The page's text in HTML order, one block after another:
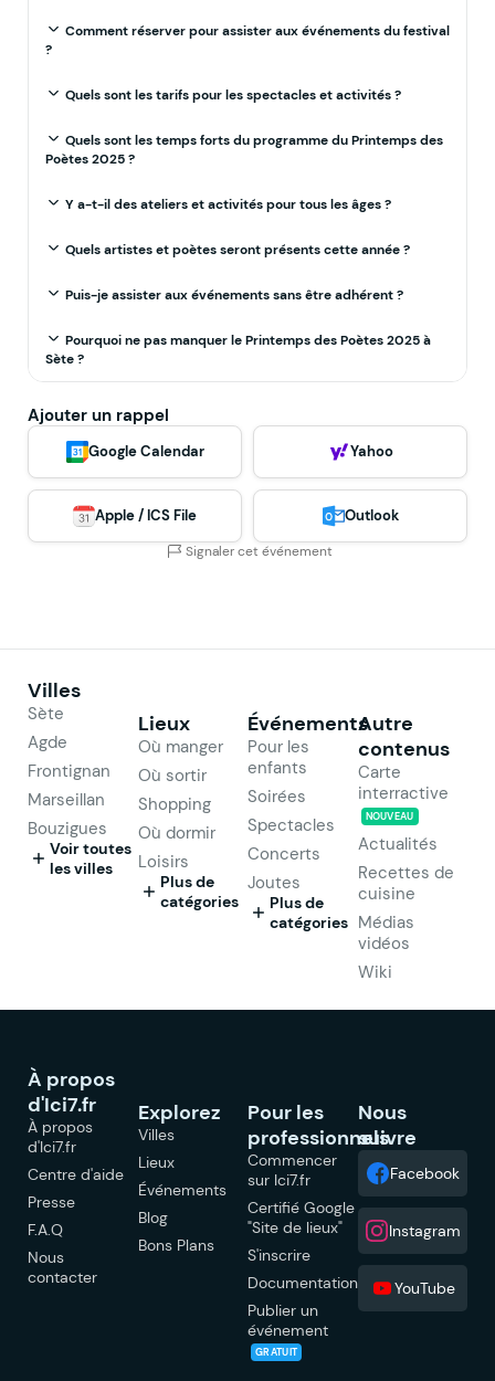
Comment réserver pour assister aux événements du festival
?
Quels sont les tarifs pour les spectacles et activités ?
Quels sont les temps forts du programme du Printemps des
Poètes 2025 ?
Y a-t-il des ateliers et activités pour tous les âges ?
Quels artistes et poètes seront présents cette année ?
Puis-je assister aux événements sans être adhérent ?
Pourquoi ne pas manquer le Printemps des Poètes 2025 à
Sète ?
Ajouter un rappel
Google Calendar Yahoo
Apple / ICS File Outlook
Signaler cet événement
Villes
Sète
Agde
Frontignan
Marseillan
Bouzigues
Voir toutes
les villes
Lieux
Où manger
Où sortir
Shopping
Où dormir
Loisirs
Plus de
catégories
Événements
Pour les
enfants
Soirées
Spectacles
Concerts
Joutes
Plus de
catégories
Autre
contenus
Carte
interractive
NOUVEAU
Actualités
Recettes de
cuisine
Médias
vidéos
Wiki
À propos
d'Ici7.fr
À propos
d'Ici7.fr
Centre d'aide
Presse
F.A.Q
Nous
contacter
Explorez
Villes
Lieux
Événements
Blog
Bons Plans
Pour les
professionnels
Commencer
sur Ici7.fr
Certifié Google
"Site de lieux"
S'inscrire
Documentation
Publier un
événement
GRATUIT
Nous
suivre
Facebook
Instagram
YouTube